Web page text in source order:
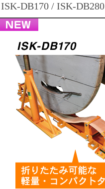
ISK-DB170 / ISK-DB280